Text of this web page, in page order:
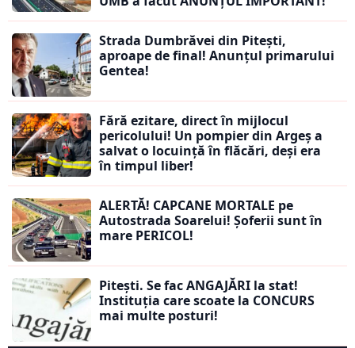
Strada Dumbrăvei din Pitești,
aproape de final! Anunțul primarului
Gentea!
Fără ezitare, direct în mijlocul
pericolului! Un pompier din Argeș a
salvat o locuință în flăcări, deși era
în timpul liber!
ALERTĂ! CAPCANE MORTALE pe
Autostrada Soarelui! Șoferii sunt în
mare PERICOL!
Pitești. Se fac ANGAJĂRI la stat!
Instituția care scoate la CONCURS
mai multe posturi!